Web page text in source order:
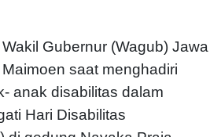
Gubernur (Wagub) Jawa
saat menghadiri
anak disabilitas dalam
Hari Disabilitas